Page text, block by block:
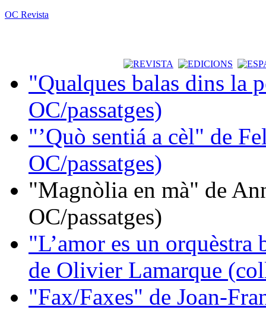
OC Revista
"Qualques balas dins la
OC/passatges)
"’Quò sentiá a cèl" de
OC/passatges)
"Magnòlia en mà" de
OC/passatges)
"L’amor es un orquèstra
de Olivier Lamarque
"Fax/Faxes" de Joan-